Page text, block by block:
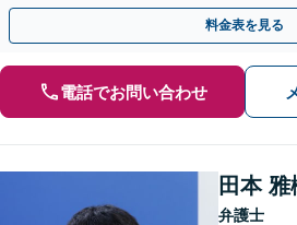
を考えましょう。【休日・夜間面談可】【
料金表を見る
電話でお問い合わせ
田本 雅
弁護士